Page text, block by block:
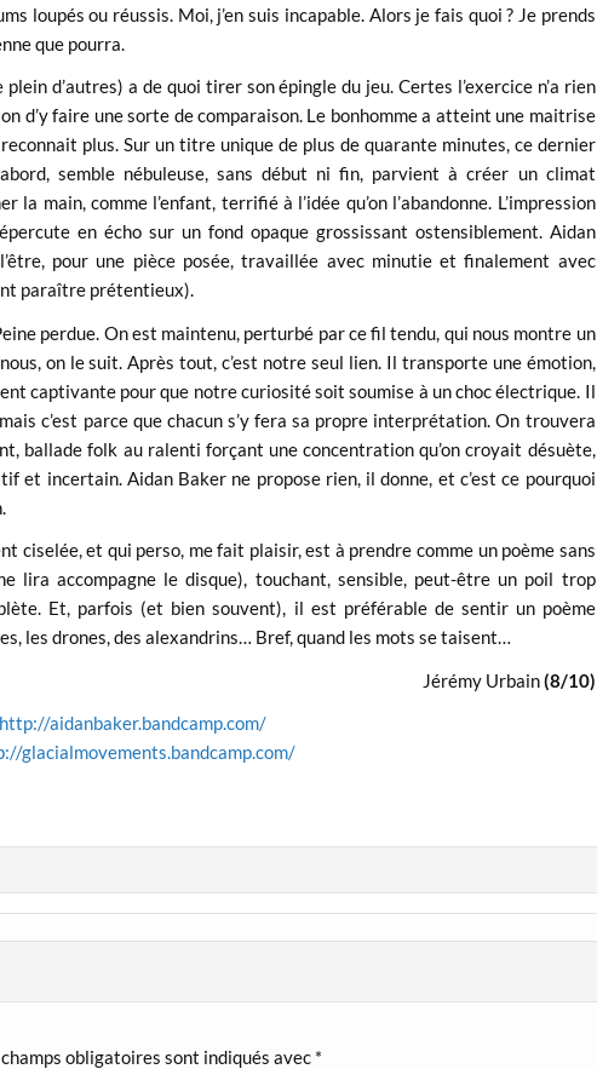
loupés ou réussis. Moi, j’en suis incapable. Alors je fais quoi ? Je prends
que pourra.
d’autres) a de quoi tirer son épingle du jeu. Certes l’exercice n’a rien
d’y faire une sorte de comparaison. Le bonhomme a atteint une maitrise
plus. Sur un titre unique de plus de quarante minutes, ce dernier
semble nébuleuse, sans début ni fin, parvient à créer un climat
main, comme l’enfant, terrifié à l’idée qu’on l’abandonne. L’impression
en écho sur un fond opaque grossissant ostensiblement. Aidan
pour une pièce posée, travaillée avec minutie et finalement avec
paraître prétentieux).
perdue. On est maintenu, perturbé par ce fil tendu, qui nous montre un
on le suit. Après tout, c’est notre seul lien. Il transporte une émotion,
captivante pour que notre curiosité soit soumise à un choc électrique. Il
c’est parce que chacun s’y fera sa propre interprétation. On trouvera
ballade folk au ralenti forçant une concentration qu’on croyait désuète,
et incertain. Aidan Baker ne propose rien, il donne, et c’est ce pourquoi
ciselée, et qui perso, me fait plaisir, est à prendre comme un poème sans
lira accompagne le disque), touchant, sensible, peut-être un poil trop
Et, parfois (et bien souvent), il est préférable de sentir un poème
les drones, des alexandrins… Bref, quand les mots se taisent…
Jérémy Urbain(8/10)
http://aidanbaker.bandcamp.com/
glacialmovements.bandcamp.com/
champs obligatoires sont indiqués avec *